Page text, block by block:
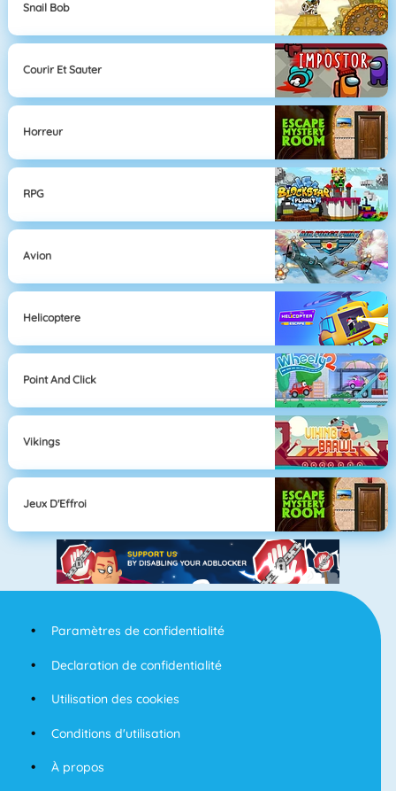
Snail Bob
Courir Et Sauter
Horreur
RPG
Avion
Helicoptere
Point And Click
Vikings
Jeux D'Effroi
Paramètres de confidentialité
Declaration de confidentialité
Utilisation des cookies
Conditions d'utilisation
À propos